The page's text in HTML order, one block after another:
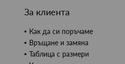
За клиента
Как да си поръчаме
Връщане и замяна
Таблица с размери